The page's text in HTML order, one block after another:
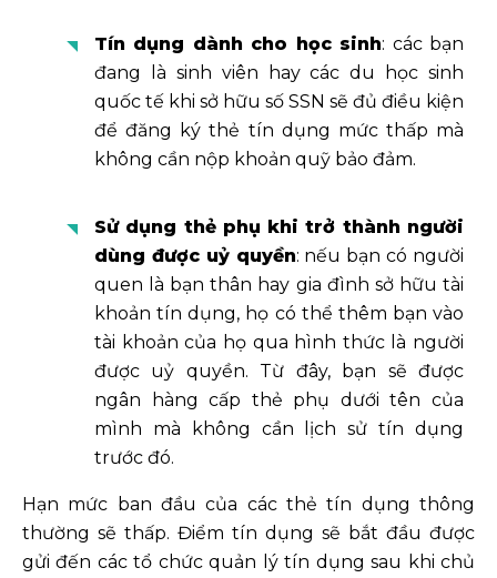
Tín dụng dành cho học sinh: các bạn
đang là sinh viên hay các du học sinh
quốc tế khi sở hữu số SSN sẽ đủ điều kiện
để đăng ký thẻ tín dụng mức thấp mà
không cần nộp khoản quỹ bảo đảm.
Sử dụng thẻ phụ khi trở thành người
dùng được uỷ quyền: nếu bạn có người
quen là bạn thân hay gia đình sở hữu tài
khoản tín dụng, họ có thể thêm bạn vào
tài khoản của họ qua hình thức là người
được uỷ quyền. Từ đây, bạn sẽ được
ngân hàng cấp thẻ phụ dưới tên của
mình mà không cần lịch sử tín dụng
trước đó.
Hạn mức ban đầu của các thẻ tín dụng thông
thường sẽ thấp. Điểm tín dụng sẽ bắt đầu được
gửi đến các tổ chức quản lý tín dụng sau khi chủ